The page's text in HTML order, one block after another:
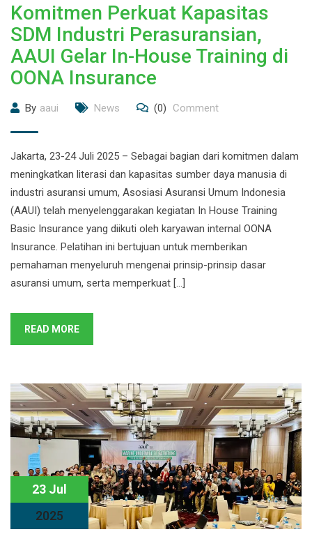
Komitmen Perkuat Kapasitas
SDM Industri Perasuransian,
AAUI Gelar In-House Training di
OONA Insurance
By aaui News (0) Comment
Jakarta, 23-24 Juli 2025 – Sebagai bagian dari komitmen dalam
meningkatkan literasi dan kapasitas sumber daya manusia di
industri asuransi umum, Asosiasi Asuransi Umum Indonesia
(AAUI) telah menyelenggarakan kegiatan In House Training
Basic Insurance yang diikuti oleh karyawan internal OONA
Insurance. Pelatihan ini bertujuan untuk memberikan
pemahaman menyeluruh mengenai prinsip-prinsip dasar
asuransi umum, serta memperkuat […]
READ MORE
23 Jul
2025